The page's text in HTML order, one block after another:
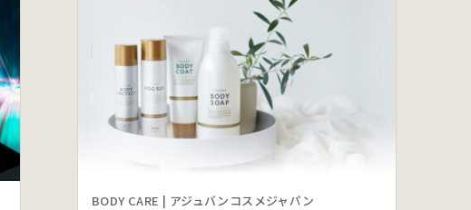
BODY CARE | アジュバンコスメジャパン